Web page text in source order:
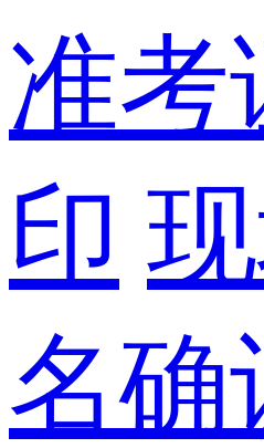
准考
印
名确